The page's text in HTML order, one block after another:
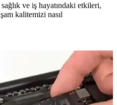
ve iş hayatındaki etkileri,
kalitemizi nasıl